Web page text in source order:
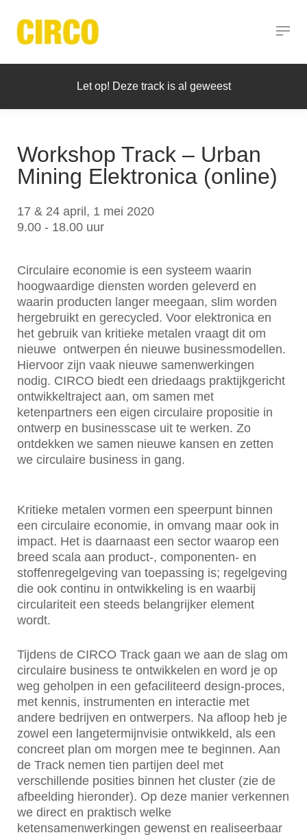
Workshop Track – Urban
Mining Elektronica (online)
17 & 24 april, 1 mei 2020
9.00 - 18.00 uur
Circulaire economie is een systeem waarin
hoogwaardige diensten worden geleverd en
waarin producten langer meegaan, slim worden
hergebruikt en gerecycled. Voor elektronica en
het gebruik van kritieke metalen vraagt dit om
nieuwe ontwerpen én nieuwe businessmodellen.
Hiervoor zijn vaak nieuwe samenwerkingen
nodig. CIRCO biedt een driedaags praktijkgericht
ontwikkeltraject aan, om samen met
ketenpartners een eigen circulaire propositie in
ontwerp en businesscase uit te werken. Zo
ontdekken we samen nieuwe kansen en zetten
we circulaire business in gang.
Kritieke metalen vormen een speerpunt binnen
een circulaire economie, in omvang maar ook in
impact. Het is daarnaast een sector waarop een
breed scala aan product-, componenten- en
stoffenregelgeving van toepassing is; regelgeving
die ook continu in ontwikkeling is en waarbij
circulariteit een steeds belangrijker element
wordt.
Tijdens de CIRCO Track gaan we aan de slag om
circulaire business te ontwikkelen en word je op
weg geholpen in een gefaciliteerd design-proces,
met kennis, instrumenten en interactie met
andere bedrijven en ontwerpers. Na afloop heb je
zowel een langetermijnvisie ontwikkeld, als een
concreet plan om morgen mee te beginnen. Aan
de Track nemen tien partijen deel met
verschillende posities binnen het cluster (zie de
afbeelding hieronder). Op deze manier verkennen
we direct en praktisch welke
ketensamenwerkingen gewenst en realiseerbaar
Let op! Deze track is al geweest